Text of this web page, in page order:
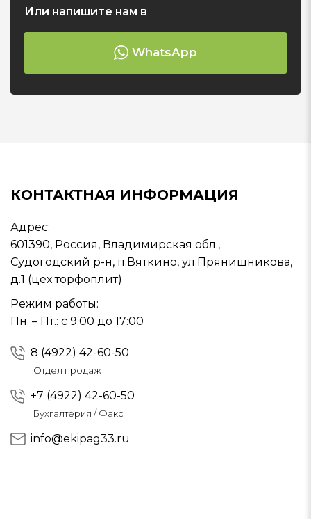
Или напишите нам в
WhatsApp
КОНТАКТНАЯ ИНФОРМАЦИЯ
Адрес:
601390, Россия, Владимирская обл.,
Судогодский р-н, п.Вяткино, ул.Прянишникова,
д.1 (цех торфоплит)
Режим работы:
Пн. – Пт.: с 9:00 до 17:00
8 (4922) 42-60-50
Отдел продаж
+7 (4922) 42-60-50
Бухгалтерия / Факс
info@ekipag33.ru